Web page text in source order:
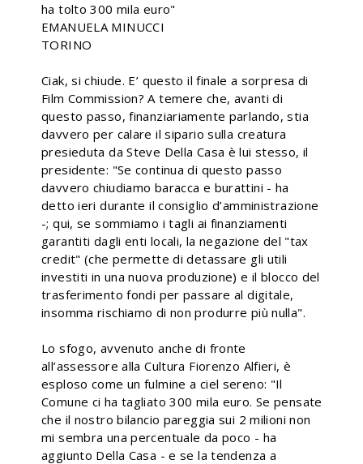
ha tolto 300 mila euro"
EMANUELA MINUCCI
TORINO
Ciak, si chiude. E’ questo il finale a sorpresa di
Film Commission? A temere che, avanti di
questo passo, finanziariamente parlando, stia
davvero per calare il sipario sulla creatura
presieduta da Steve Della Casa è lui stesso, il
presidente: "Se continua di questo passo
davvero chiudiamo baracca e burattini - ha
detto ieri durante il consiglio d’amministrazione
-; qui, se sommiamo i tagli ai finanziamenti
garantiti dagli enti locali, la negazione del "tax
credit" (che permette di detassare gli utili
investiti in una nuova produzione) e il blocco del
trasferimento fondi per passare al digitale,
insomma rischiamo di non produrre più nulla".
Lo sfogo, avvenuto anche di fronte
all’assessore alla Cultura Fiorenzo Alfieri, è
esploso come un fulmine a ciel sereno: "Il
Comune ci ha tagliato 300 mila euro. Se pensate
che il nostro bilancio pareggia sui 2 milioni non
mi sembra una percentuale da poco - ha
aggiunto Della Casa - e se la tendenza a